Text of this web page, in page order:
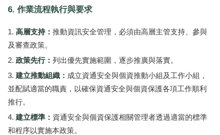
6. 作業流程執行與要求
高層支持： 推動資訊安全管理，必須由高層主管支持、參與
及審查政策。
政策先行： 列出優先實施範圍，逐步推廣與落實。
建立推動組織： 成立資通安全與個資推動小組及工作小組，
並配賦適當的職責，以確保資通安全與個資保護各項工作順利
推行。
建立標準： 資通安全與個資保護相關管理者透過適當的標準
和程序以實施本政策。